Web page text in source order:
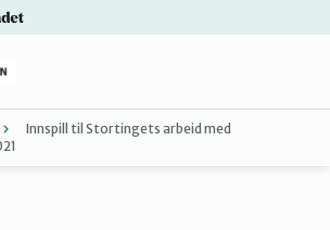
Innspill til Stortingets arbeid med